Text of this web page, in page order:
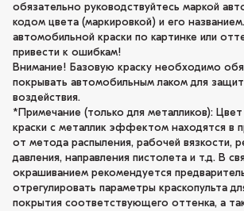
обязательно руководствуйтесь маркой
кодом цвета (маркировкой) и его
автомобильной краски по картинке или
привести к ошибкам!
Внимание! Базовую краску необходимо
покрывать автомобильным лаком для
воздействия.
*Примечание (только для металликов):
краски с металлик эффектом находятся в
от метода распыления, рабочей вязкости,
давления, направления пистолета и т.д. В
окрашиванием рекомендуется
отрегулировать параметры краскопульта
покрытия соответствующего оттенка, а